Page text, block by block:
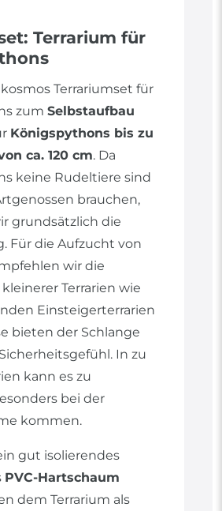
Terrarium für
Terrariumset für
zum Selbstaufbau
Königspythons bis zu
ca. 120 cm. Da
keine Rudeltiere sind
brauchen,
grundsätzlich die
Für die Aufzucht von
wir die
Terrarien wie
Einsteigerterrarien
bieten der Schlange
In zu
kann es zu
bei der
kommen.
gut isolierendes
PVC-Hartschaum
dem Terrarium als